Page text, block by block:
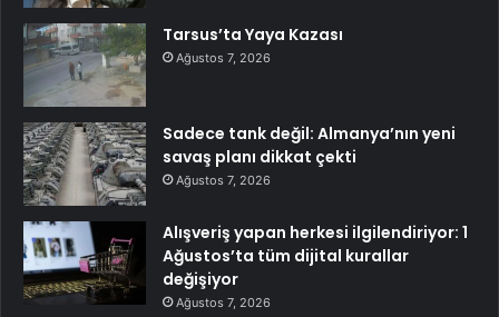
Tarsus’ta Yaya Kazası
Ağustos 7, 2026
Sadece tank değil: Almanya’nın yeni
savaş planı dikkat çekti
Ağustos 7, 2026
Alışveriş yapan herkesi ilgilendiriyor: 1
Ağustos’ta tüm dijital kurallar
değişiyor
Ağustos 7, 2026